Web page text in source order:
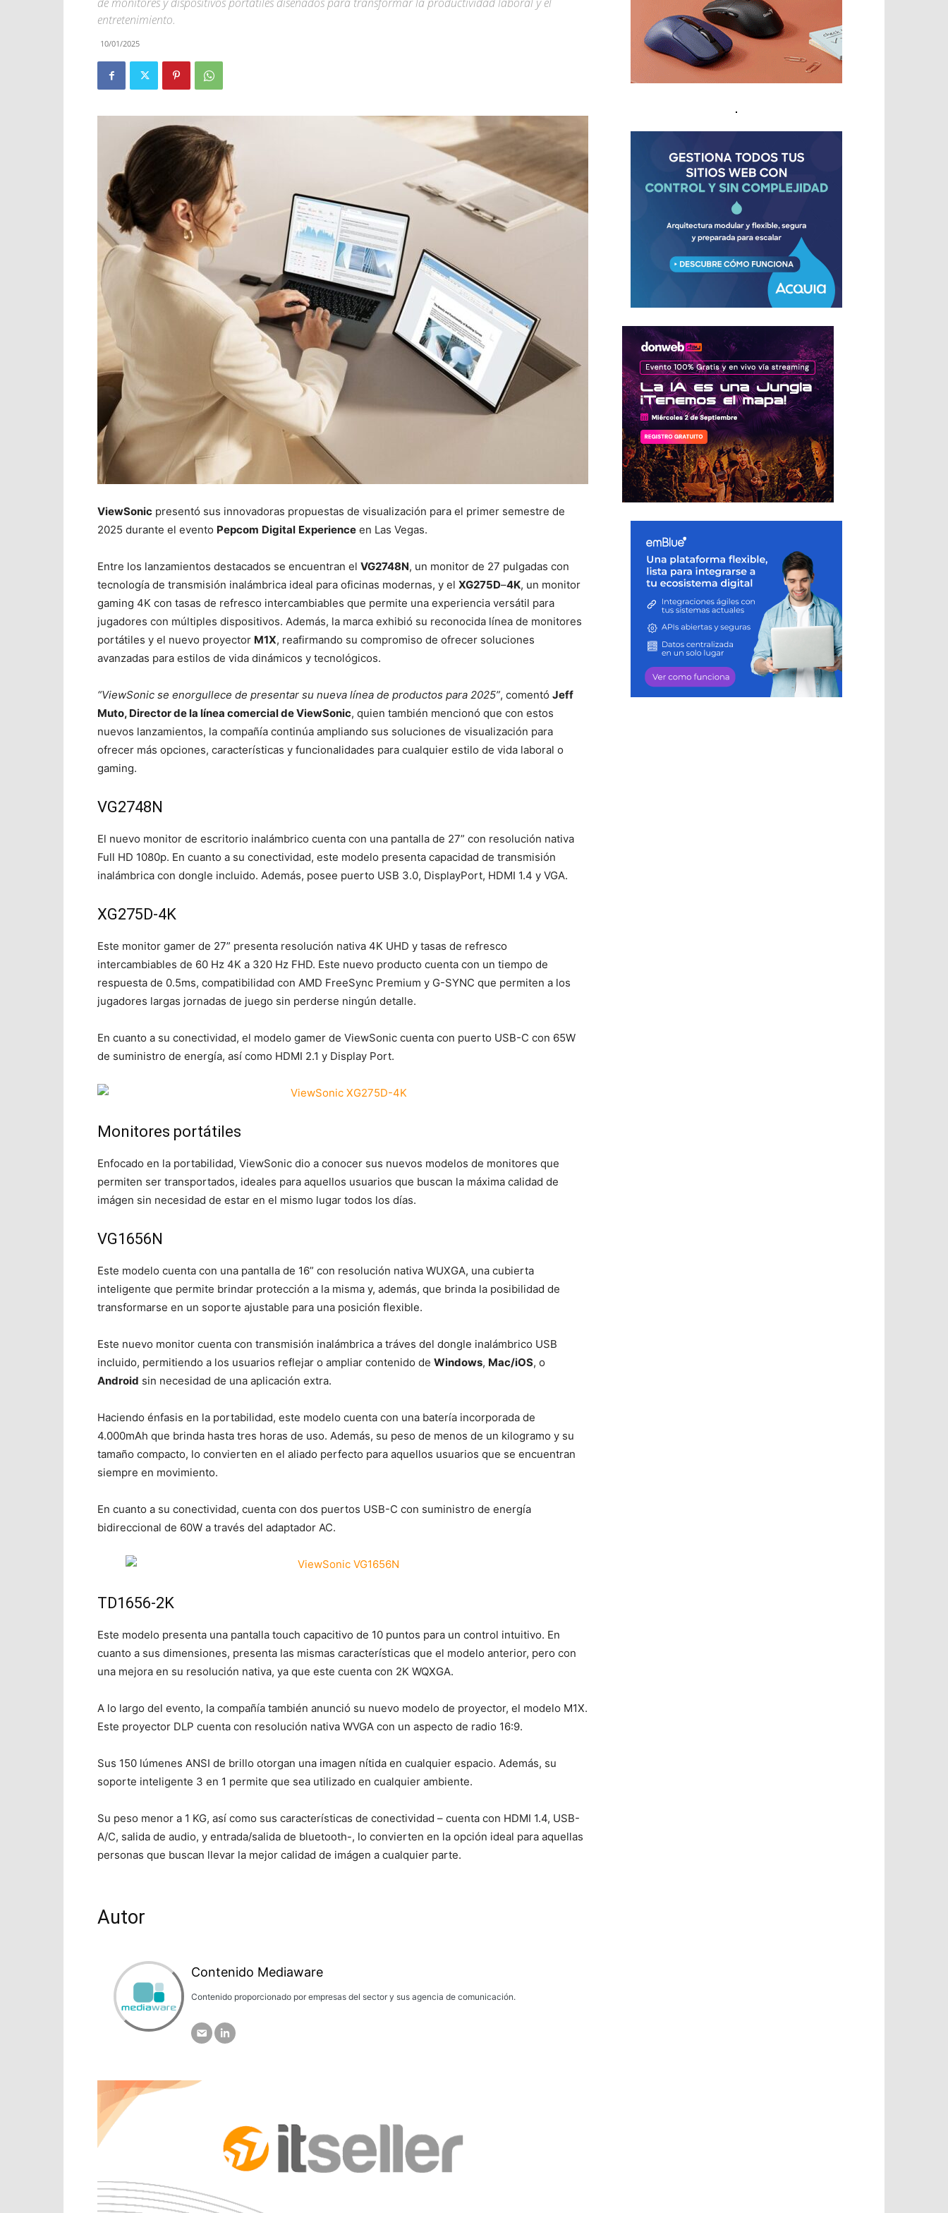
entretenimiento.
10/01/2025
ViewSonic presentó sus innovadoras propuestas de visualización para el primer semestre de
2025 durante el evento Pepcom Digital Experience en Las Vegas.
Entre los lanzamientos destacados se encuentran el VG2748N, un monitor de 27 pulgadas con
tecnología de transmisión inalámbrica ideal para oficinas modernas, y el XG275D–4K, un monitor
gaming 4K con tasas de refresco intercambiables que permite una experiencia versátil para
jugadores con múltiples dispositivos. Además, la marca exhibió su reconocida línea de monitores
portátiles y el nuevo proyector M1X, reafirmando su compromiso de ofrecer soluciones
avanzadas para estilos de vida dinámicos y tecnológicos.
“ViewSonic se enorgullece de presentar su nueva línea de productos para 2025”, comentó Jeff
Muto, Director de la línea comercial de ViewSonic, quien también mencionó que con estos
nuevos lanzamientos, la compañía continúa ampliando sus soluciones de visualización para
ofrecer más opciones, características y funcionalidades para cualquier estilo de vida laboral o
gaming.
VG2748N
El nuevo monitor de escritorio inalámbrico cuenta con una pantalla de 27” con resolución nativa
Full HD 1080p. En cuanto a su conectividad, este modelo presenta capacidad de transmisión
inalámbrica con dongle incluido. Además, posee puerto USB 3.0, DisplayPort, HDMI 1.4 y VGA.
XG275D-4K
Este monitor gamer de 27” presenta resolución nativa 4K UHD y tasas de refresco
intercambiables de 60 Hz 4K a 320 Hz FHD. Este nuevo producto cuenta con un tiempo de
respuesta de 0.5ms, compatibilidad con AMD FreeSync Premium y G-SYNC que permiten a los
jugadores largas jornadas de juego sin perderse ningún detalle.
En cuanto a su conectividad, el modelo gamer de ViewSonic cuenta con puerto USB-C con 65W
de suministro de energía, así como HDMI 2.1 y Display Port.
Monitores portátiles
Enfocado en la portabilidad, ViewSonic dio a conocer sus nuevos modelos de monitores que
permiten ser transportados, ideales para aquellos usuarios que buscan la máxima calidad de
imágen sin necesidad de estar en el mismo lugar todos los días.
VG1656N
Este modelo cuenta con una pantalla de 16” con resolución nativa WUXGA, una cubierta
inteligente que permite brindar protección a la misma y, además, que brinda la posibilidad de
transformarse en un soporte ajustable para una posición flexible.
Este nuevo monitor cuenta con transmisión inalámbrica a tráves del dongle inalámbrico USB
incluido, permitiendo a los usuarios reflejar o ampliar contenido de Windows, Mac/iOS, o
Android sin necesidad de una aplicación extra.
Haciendo énfasis en la portabilidad, este modelo cuenta con una batería incorporada de
4.000mAh que brinda hasta tres horas de uso. Además, su peso de menos de un kilogramo y su
tamaño compacto, lo convierten en el aliado perfecto para aquellos usuarios que se encuentran
siempre en movimiento.
En cuanto a su conectividad, cuenta con dos puertos USB-C con suministro de energía
bidireccional de 60W a través del adaptador AC.
TD1656-2K
Este modelo presenta una pantalla touch capacitivo de 10 puntos para un control intuitivo. En
cuanto a sus dimensiones, presenta las mismas características que el modelo anterior, pero con
una mejora en su resolución nativa, ya que este cuenta con 2K WQXGA.
A lo largo del evento, la compañía también anunció su nuevo modelo de proyector, el modelo M1X.
Este proyector DLP cuenta con resolución nativa WVGA con un aspecto de radio 16:9.
Sus 150 lúmenes ANSI de brillo otorgan una imagen nítida en cualquier espacio. Además, su
soporte inteligente 3 en 1 permite que sea utilizado en cualquier ambiente.
Su peso menor a 1 KG, así como sus características de conectividad – cuenta con HDMI 1.4, USB-
A/C, salida de audio, y entrada/salida de bluetooth-, lo convierten en la opción ideal para aquellas
personas que buscan llevar la mejor calidad de imágen a cualquier parte.
Autor
Contenido Mediaware
Contenido proporcionado por empresas del sector y sus agencia de comunicación.